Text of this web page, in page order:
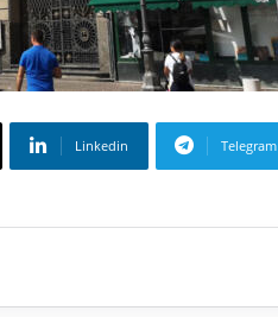
Linkedin Telegram